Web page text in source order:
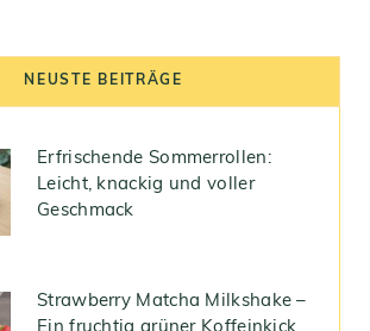
NEUSTE BEITRÄGE
Erfrischende Sommerrollen:
Leicht, knackig und voller
Geschmack
Strawberry Matcha Milkshake –